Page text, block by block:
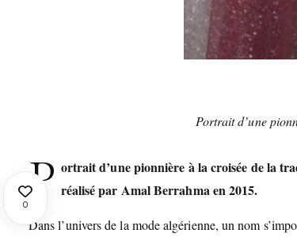
0
Portrait d’une
P ortrait d’une pionnière à la croisée de la
réalisé par Amal Berrahma en 2015.
Dans l’univers de la mode algérienne, un nom